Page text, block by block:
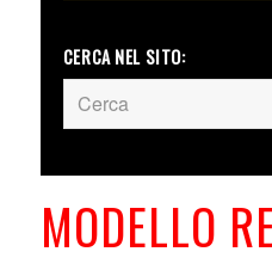
CERCA NEL SITO:
MODELLO